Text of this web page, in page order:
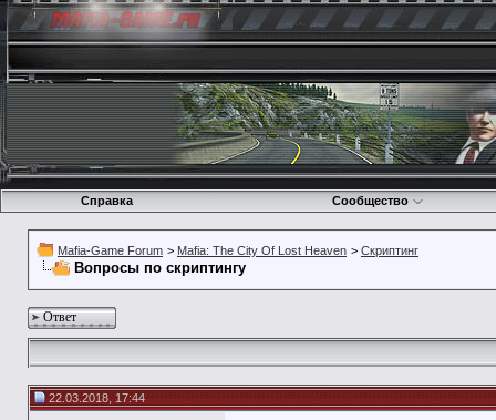
Справка Сообщество
Mafia-Game Forum > Mafia: The City Of Lost Heaven > Скриптинг
Вопросы по скриптингу
Ответ
22.03.2018, 17:44